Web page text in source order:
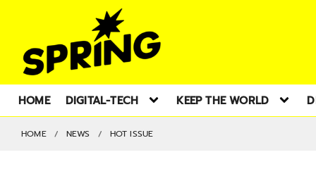
HOME DIGITAL-TECH KEEP THE WORLD
HOME NEWS HOT ISSUE